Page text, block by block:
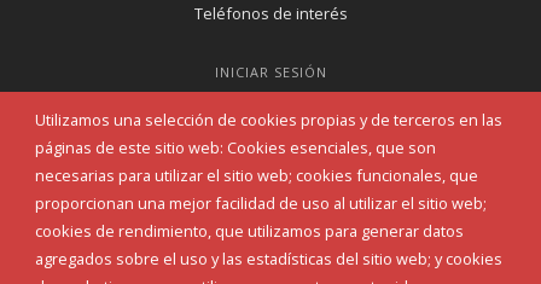
Utilizamos una selección de cookies propias y de terceros en las
páginas de este sitio web: Cookies esenciales, que son
necesarias para utilizar el sitio web; cookies funcionales, que
proporcionan una mejor facilidad de uso al utilizar el sitio web;
cookies de rendimiento, que utilizamos para generar datos
agregados sobre el uso y las estadísticas del sitio web; y cookies
Teléfonos de interés
INICIAR SESIÓN